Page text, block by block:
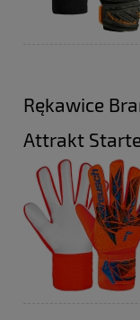
Rękawice
Attrakt